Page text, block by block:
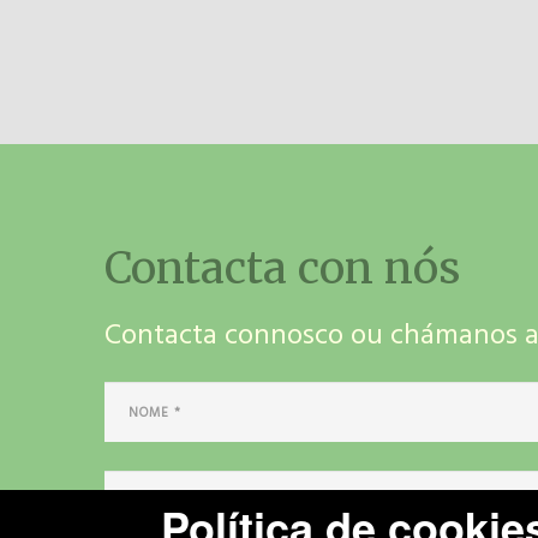
Contacta con nós
Contacta connosco ou chámanos